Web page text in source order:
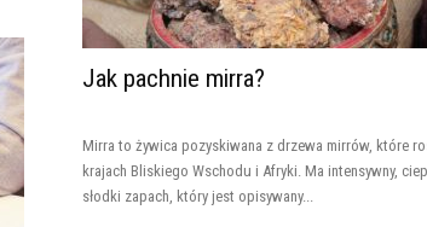
Jak pachnie mirra?
Mirra to żywica pozyskiwana z drzewa mirrów, które
krajach Bliskiego Wschodu i Afryki. Ma intensywny,
słodki zapach, który jest opisywany...